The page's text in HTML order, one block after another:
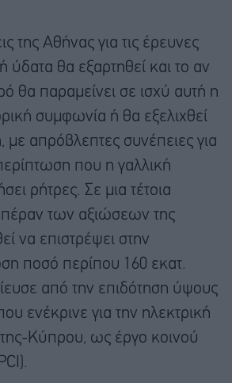
της Αθήνας για τις έρευνες
ύδατα θα εξαρτηθεί και το αν
θα παραμείνει σε ισχύ αυτή η
συμφωνία ή θα εξελιχθεί
με απρόβλεπτες συνέπειες για
που η γαλλική
ρήτρες. Σε μια τέτοια
πέραν των αξιώσεων της
να επιστρέψει στην
ποσό περίπου 160 εκατ.
από την επιδότηση ύψους
ενέκρινε για την ηλεκτρική
Κύπρου, ως έργο κοινού